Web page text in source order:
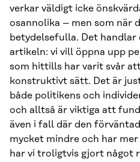
verkar väldigt icke
osannolika – men som när
betydelsefulla. Det handlar
artikeln: vi vill öppna upp
som hittills har varit svår
konstruktivt sätt. Det är
både politikens och
och alltså är viktiga att
även i fall där den
mycket mindre och har
har vi troligtvis gjort något